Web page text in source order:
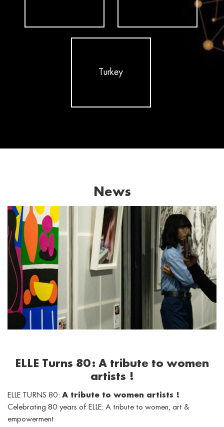
Turkey
News
ELLE Turns 80: A tribute to women
artists !
ELLE TURNS 80: A tribute to women artists !
Celebrating 80 years of ELLE: A tribute to women, art &
empowerment